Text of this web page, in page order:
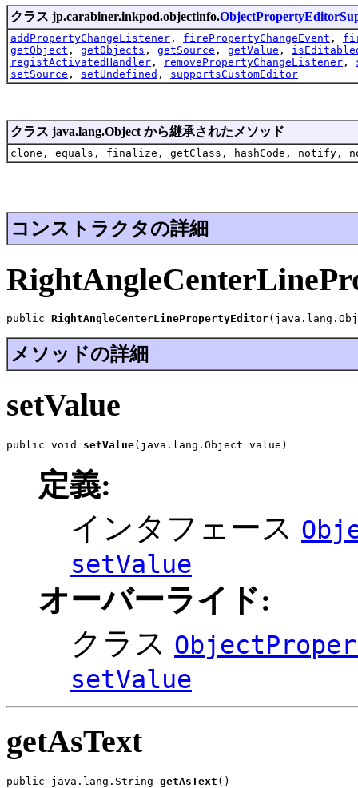
クラス jp.carabiner.inkpod.objectinfo.
addPropertyChangeListener , firePropertyChangeEvent ,
getObject , getObjects , getSource , getValue ,
registActivatedHandler , removePropertyChangeListener ,
setSource , setUndefined , supportsCustomEditor
クラス java.lang.Object から継承されたメソッド
clone, equals, finalize, getClass, hashCode,
コンストラクタの詳細
public RightAngleCenterLinePropertyEditor
メソッドの詳細
setValue
public void setValue(java.lang.Object value)
定義:
インタフェース
setValue
オーバーライド:
クラス
setValue
getAsText
public java.lang.String getAsText ()